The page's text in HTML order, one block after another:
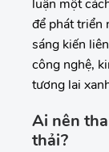
luận một
để phát triển
sáng kiến
công nghệ,
tương lai
Ai nên
thải?